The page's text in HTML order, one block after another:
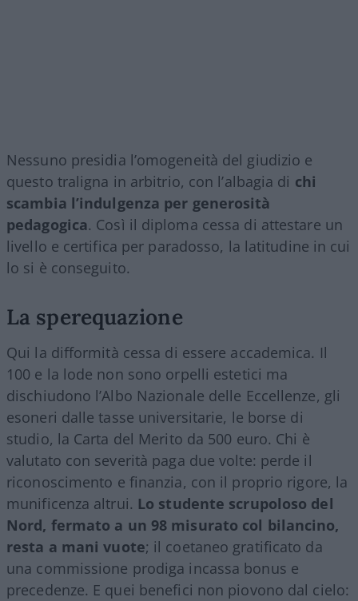
Nessuno presidia l’omogeneità del giudizio e
questo traligna in arbitrio, con l’albagia di chi
scambia l’indulgenza per generosità
pedagogica. Così il diploma cessa di attestare un
livello e certifica per paradosso, la latitudine in cui
lo si è conseguito.
La sperequazione
Qui la difformità cessa di essere accademica. Il
100 e la lode non sono orpelli estetici ma
dischiudono l’Albo Nazionale delle Eccellenze, gli
esoneri dalle tasse universitarie, le borse di
studio, la Carta del Merito da 500 euro. Chi è
valutato con severità paga due volte: perde il
riconoscimento e finanzia, con il proprio rigore, la
munificenza altrui. Lo studente scrupoloso del
Nord, fermato a un 98 misurato col bilancino,
resta a mani vuote; il coetaneo gratificato da
una commissione prodiga incassa bonus e
precedenze. E quei benefici non piovono dal cielo: